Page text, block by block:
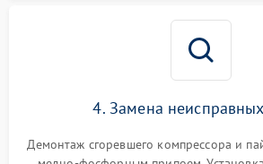
4. Замена
Демонтаж сгоревшего компрессора и